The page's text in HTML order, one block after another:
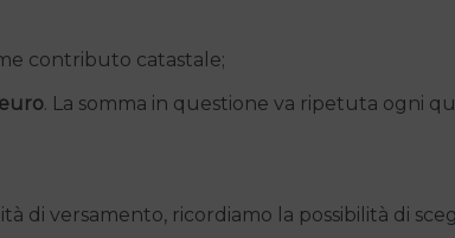
contributo catastale;
. La somma in questione va ripetuta ogni
di versamento, ricordiamo la possibilità di